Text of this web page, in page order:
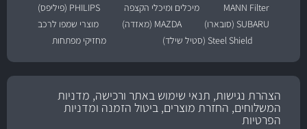
MANN Filter
מיכלים ומיכלי הקצפה
PHILIPS (פיליפס)
SUBARU (סובארו)
MAZDA (מאזדה)
מוצרי שמפו לרכב
Steel Shield (סטיל שילד)
מחזיקי מפתחות
הצהרת נגישות, תנאי שימוש באתר ורכישה, מדניות
המשלוחים, החזרת מוצרים, ביטול הזמנה ומדניות
הפרטיות